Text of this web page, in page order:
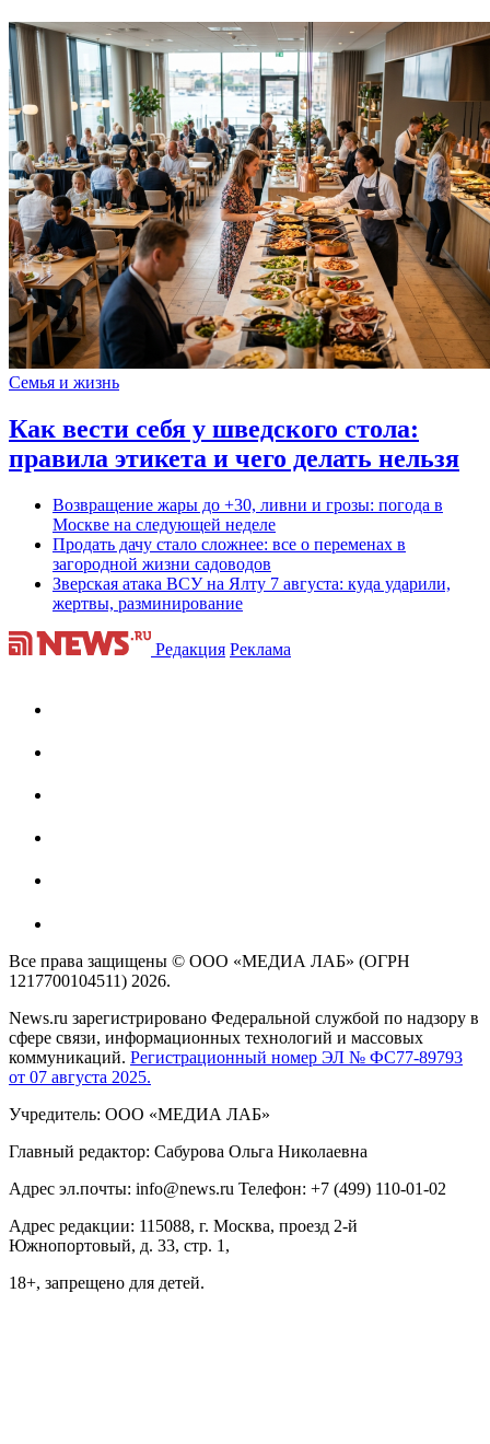
Семья и жизнь
Как вести себя у шведского стола:
правила этикета и чего делать нельзя
Возвращение жары до +30, ливни и грозы: погода в
Москве на следующей неделе
Продать дачу стало сложнее: все о переменах в
загородной жизни садоводов
Зверская атака ВСУ на Ялту 7 августа: куда ударили,
жертвы, разминирование
Редакция Реклама
Все права защищены © ООО «МЕДИА ЛАБ» (ОГРН
1217700104511) 2026.
News.ru зарегистрировано Федеральной службой по надзору в
сфере связи, информационных технологий и массовых
коммуникаций. Регистрационный номер ЭЛ № ФС77-89793
от 07 августа 2025.
Учредитель: ООО «МЕДИА ЛАБ»
Главный редактор: Сабурова Ольга Николаевна
Адрес эл.почты: info@news.ru Телефон: +7 (499) 110-01-02
Адрес редакции: 115088, г. Москва, проезд 2-й
Южнопортовый, д. 33, стр. 1,
18+, запрещено для детей.